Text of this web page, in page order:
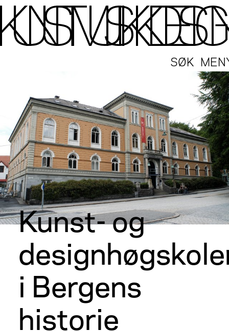
SØK
Kunst- og
i Bergens
historie